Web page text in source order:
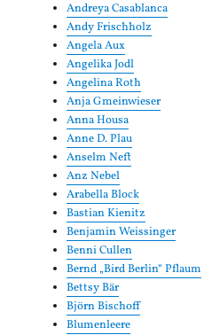
Andreya Casablanca
Andy Frischholz
Angela Aux
Angelika Jodl
Angelina Roth
Anja Gmeinwieser
Anna Housa
Anne D. Plau
Anselm Neft
Anz Nebel
Arabella Block
Bastian Kienitz
Benjamin Weissinger
Benni Cullen
Bernd „Bird Berlin“ Pflaum
Bettsy Bär
Björn Bischoff
Blumenleere